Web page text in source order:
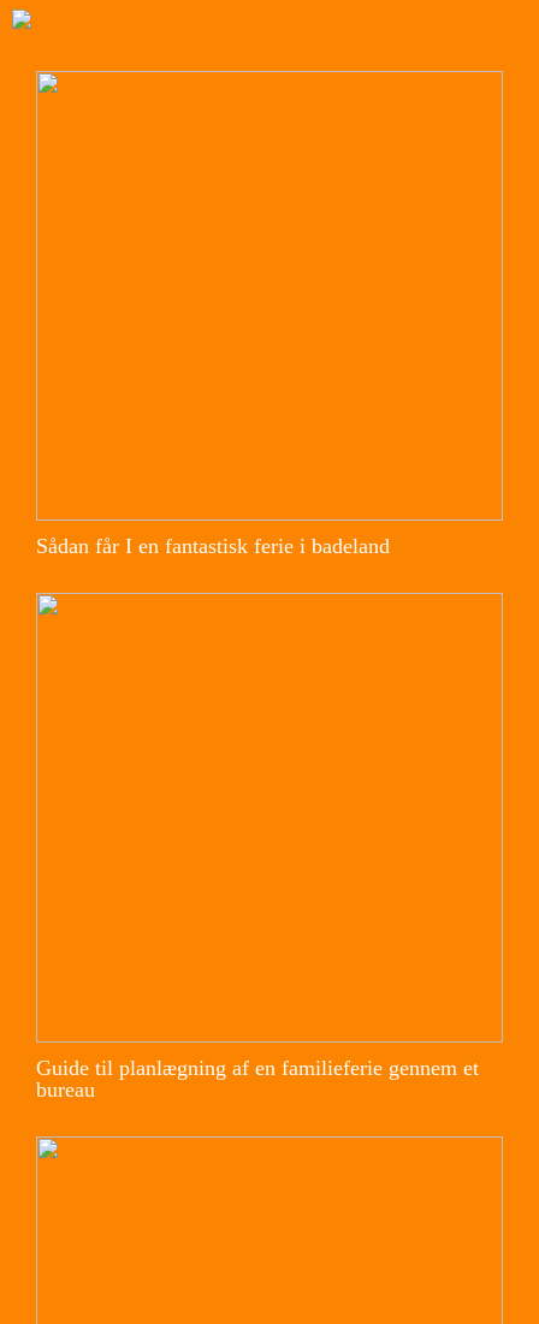
Sådan får I en fantastisk ferie i badeland
Guide til planlægning af en familieferie gennem et
bureau